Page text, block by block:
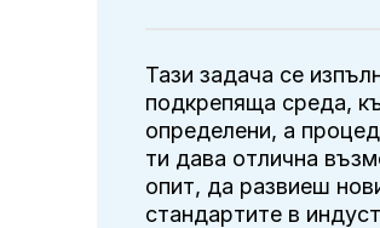
Тази задача се
подкрепяща среда,
определени, а
ти дава отлична
опит, да развиеш
стандартите в